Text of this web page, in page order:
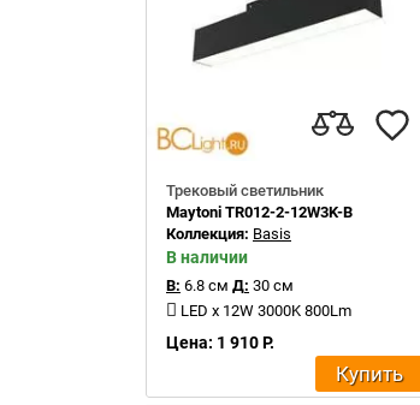
Трековый светильник
Maytoni TR012-2-12W3K-B
Коллекция: Basis
В наличии
В: 6.8 см Д: 30 см
LED x 12W 3000K 800Lm
Цена: 1 910 Р.
Купить